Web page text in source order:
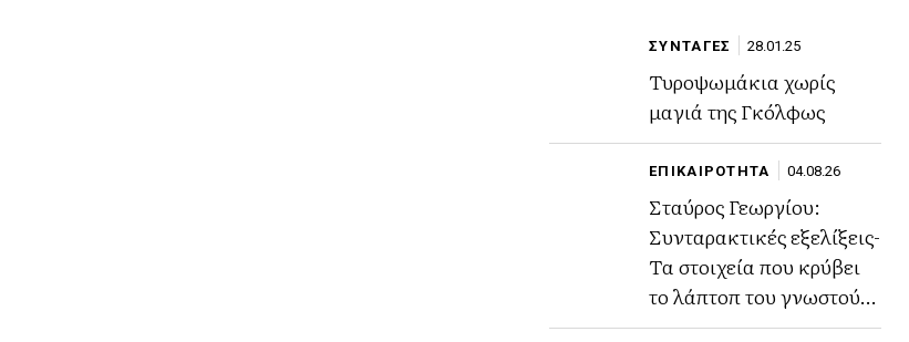
ΣΥΝΤΑΓΕΣ 28.01.25
Τυροψωμάκια χωρίς
μαγιά της Γκόλφως
ΕΠΙΚΑΙΡΟΤΗΤΑ 04.08.26
Σταύρος Γεωργίου:
Συνταρακτικές εξελίξεις-
Τα στοιχεία που κρύβει
το λάπτοπ του γνωστού
ποινικολόγου